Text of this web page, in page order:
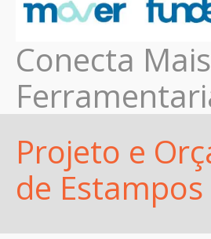
Conecta Mais
Projeto e
de Estampos